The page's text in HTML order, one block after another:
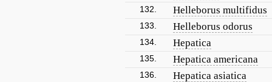
132. Helleborus multifidus
133. Helleborus odorus
134. Hepatica
135. Hepatica americana
136. Hepatica asiatica